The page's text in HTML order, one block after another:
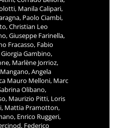
Manila Calipari,
Paolo Ciambi,
Christian Leo
Giuseppe Farinella,
Fracasso, Fabio
Gambino,
Marlène Jorrioz,
Angela
Mauro Melloni, Marc
Olibano,
Maurizio Pitti, Loris
Mattia Pramotton,
Enrico Ruggeri,
Federico